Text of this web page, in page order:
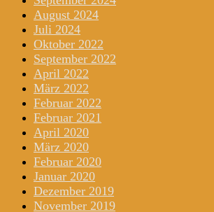
August 2024
Juli 2024
Oktober 2022
September 2022
April 2022
März 2022
Februar 2022
Februar 2021
April 2020
März 2020
Februar 2020
Januar 2020
Dezember 2019
November 2019